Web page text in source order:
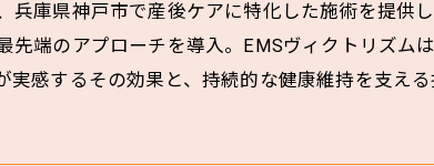
兵庫県神戸市で産後ケアに特化した施術を提供
先端のアプローチを導入。EMSヴィクトリズ
実感するその効果と、持続的な健康維持を支える